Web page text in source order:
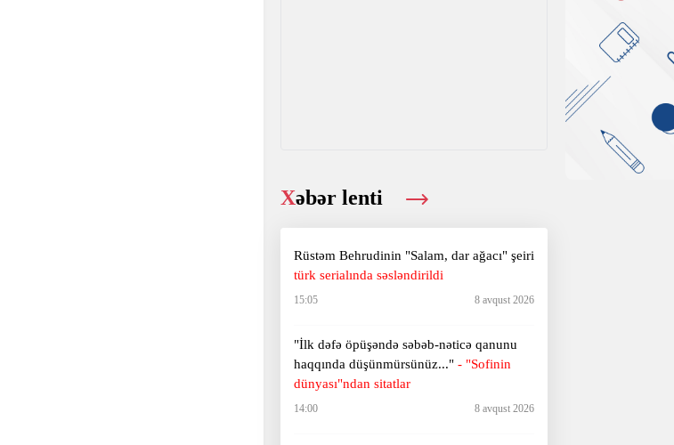
Xəbər lenti
Rüstəm Behrudinin "Salam, dar ağacı" şeiri
türk serialında səsləndirildi
15:05 8 avqust 2026
"İlk dəfə öpüşəndə səbəb-nəticə qanunu
haqqında düşünmürsünüz..." - "Sofinin
dünyası"ndan sitatlar
14:00 8 avqust 2026